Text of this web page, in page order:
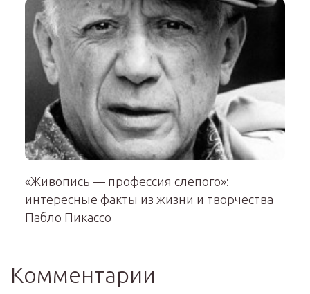
«Живопись — профессия слепого»:
интересные факты из жизни и творчества
Пабло Пикассо
Комментарии